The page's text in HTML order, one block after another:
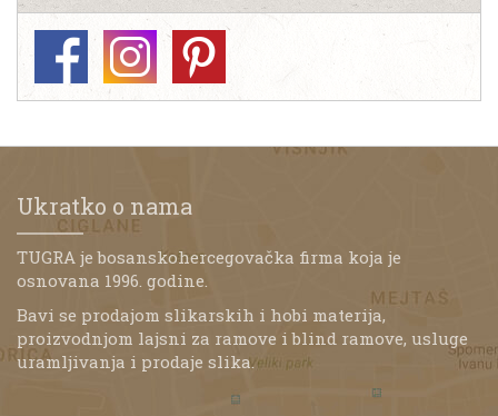
Ukratko o nama
TUGRA je bosanskohercegovačka firma koja je
osnovana 1996. godine.
Bavi se prodajom slikarskih i hobi materija,
proizvodnjom lajsni za ramove i blind ramove, usluge
uramljivanja i prodaje slika.